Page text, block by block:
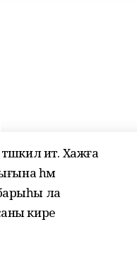
итә. Хажға
һәм
ла
кире